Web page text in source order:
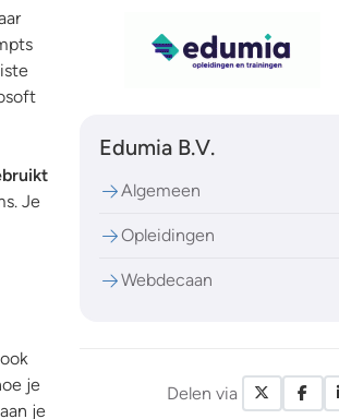
Je
je
je
Edumia B.V.
Algemeen
Opleidingen
Webdecaan
Delen via X /